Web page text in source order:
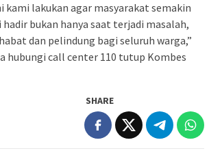
kami lakukan agar masyarakat semakin
bukan hanya saat terjadi masalah,
dan pelindung bagi seluruh warga,”
hubungi call center 110 tutup Kombes
SHARE